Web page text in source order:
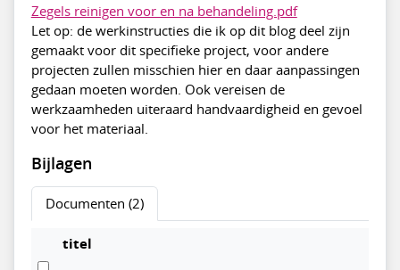
Zegels reinigen voor en na behandeling.pdf
Let op: de werkinstructies die ik op dit blog deel zijn
gemaakt voor dit specifieke project, voor andere
projecten zullen misschien hier en daar aanpassingen
gedaan moeten worden. Ook vereisen de
werkzaamheden uiteraard handvaardigheid en gevoel
voor het materiaal.
Bijlagen
Documenten (2)
titel